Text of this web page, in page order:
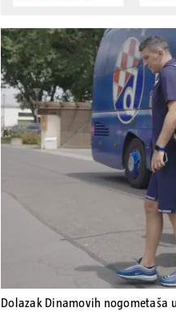
Dolazak Dinamovih nogometaša